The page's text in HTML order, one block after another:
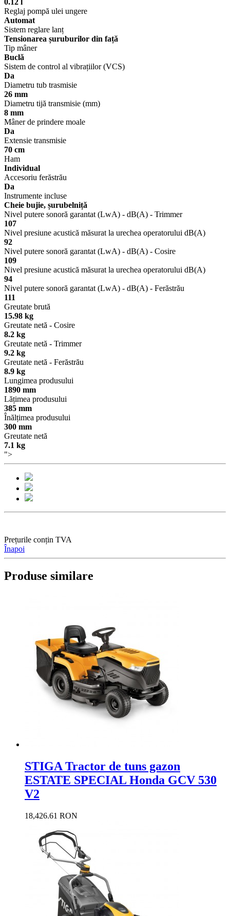
0.12 l
Reglaj pompă ulei ungere
Automat
Sistem reglare lanț
Tensionarea șuruburilor din față
Tip mâner
Buclă
Sistem de control al vibrațiilor (VCS)
Da
Diametru tub trasmisie
26 mm
Diametru tijă transmisie (mm)
8 mm
Mâner de prindere moale
Da
Extensie transmisie
70 cm
Ham
Individual
Accesoriu ferăstrău
Da
Instrumente incluse
Cheie bujie, șurubelniță
Nivel putere sonoră garantat (LwA) - dB(A) - Trimmer
107
Nivel presiune acustică măsurat la urechea operatorului dB(A)
92
Nivel putere sonoră garantat (LwA) - dB(A) - Cosire
109
Nivel presiune acustică măsurat la urechea operatorului dB(A)
94
Nivel putere sonoră garantat (LwA) - dB(A) - Ferăstrău
111
Greutate brută
15.98 kg
Greutate netă - Cosire
8.2 kg
Greutate netă - Trimmer
9.2 kg
Greutate netă - Ferăstrău
8.9 kg
Lungimea produsului
1890 mm
Lățimea produsului
385 mm
Înălțimea produsului
300 mm
Greutate netă
7.1 kg
">
Prețurile conțin TVA
Înapoi
Produse similare
STIGA Tractor de tuns gazon
ESTATE SPECIAL Honda GCV 530
V2
18,426.61 RON